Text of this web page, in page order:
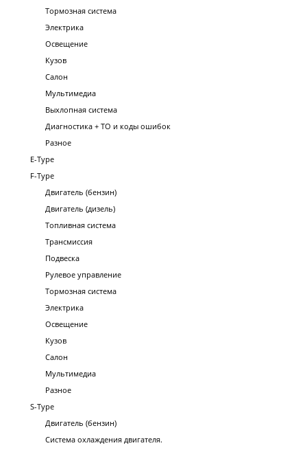
Тормозная система
Электрика
Освещение
Кузов
Салон
Мультимедиа
Выхлопная система
Диагностика + ТО и коды ошибок
Разное
E-Type
F-Type
Двигатель (бензин)
Двигатель (дизель)
Топливная система
Трансмиссия
Подвеска
Рулевое управление
Тормозная система
Электрика
Освещение
Кузов
Салон
Мультимедиа
Разное
S-Type
Двигатель (бензин)
Система охлаждения двигателя.